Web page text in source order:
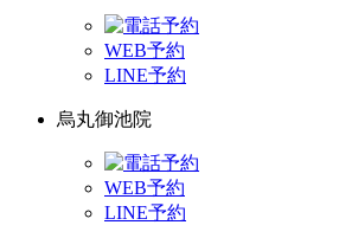
WEB予約
LINE予約
烏丸御池院
WEB予約
LINE予約